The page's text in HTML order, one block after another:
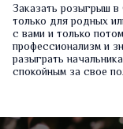
Заказать розыгрыш
только для родных
с вами и только
профессионализм и
разыграть
спокойным за свое